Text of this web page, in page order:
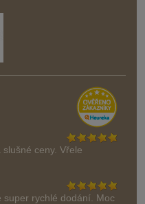
ceny. Vřele
super rychlé dodání. Moc